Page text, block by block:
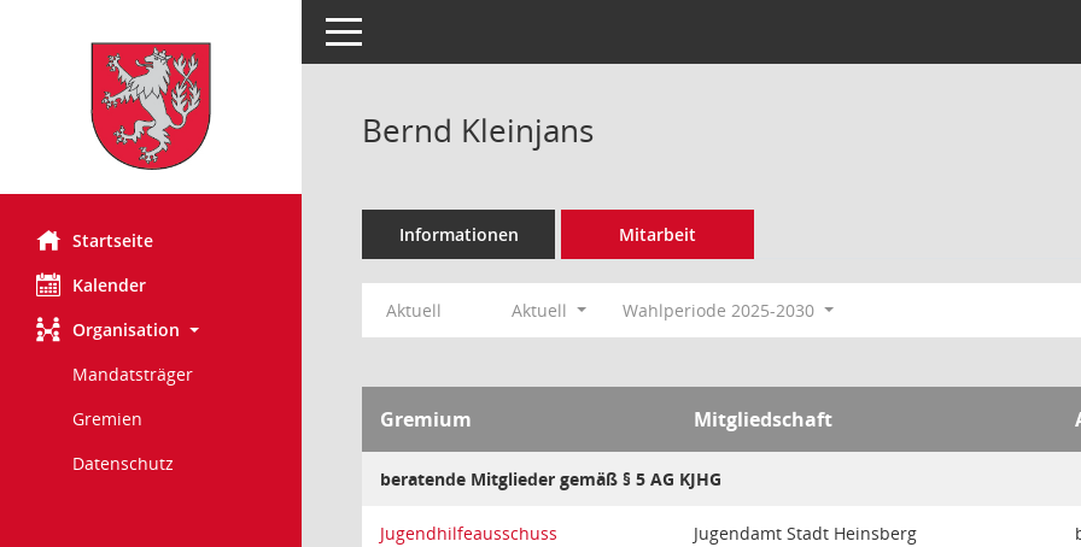
Startseite
Kalender
Organisation
Mandatsträger
Gremien
Datenschutz
Toggle navigation
Bernd Kleinjans
Informationen Mitarbeit
Aktuell Aktuell Wahlperiode 2025-2030
Gremium Mitgliedschaft
beratende Mitglieder gemäß § 5 AG KJHG
Jugendhilfeausschuss Jugendamt Stadt Heinsberg